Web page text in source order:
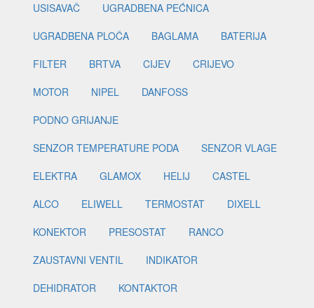
USISAVAČ
UGRADBENA PEĆNICA
UGRADBENA PLOČA
BAGLAMA
BATERIJA
FILTER
BRTVA CIJEV
CRIJEVO
MOTOR
NIPEL
DANFOSS
PODNO GRIJANJE
SENZOR TEMPERATURE PODA
SENZOR VLAGE
ELEKTRA
GLAMOX HELIJ
CASTEL
ALCO
ELIWELL TERMOSTAT
DIXELL
KONEKTOR
PRESOSTAT
RANCO
ZAUSTAVNI VENTIL
INDIKATOR
DEHIDRATOR
KONTAKTOR